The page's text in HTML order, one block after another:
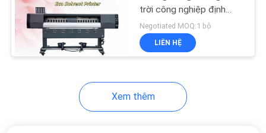
Máy in thăng hoa
trời công nghiệp định
dạng lớn Vinyl Sticker
Banner Plotter
Negotiated MOQ:1 bộ
LIÊN HỆ
Xem thêm